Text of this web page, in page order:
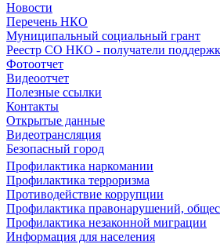
Новости
Перечень НКО
Муниципальный социальный грант
Реестр СО НКО - получатели
Фотоотчет
Видеоотчет
Полезные ссылки
Контакты
Открытые данные
Видеотрансляция
Безопасный город
Профилактика наркомании
Профилактика терроризма
Противодействие коррупции
Профилактика правонарушений,
Профилактика незаконной миграции
Информация для населения